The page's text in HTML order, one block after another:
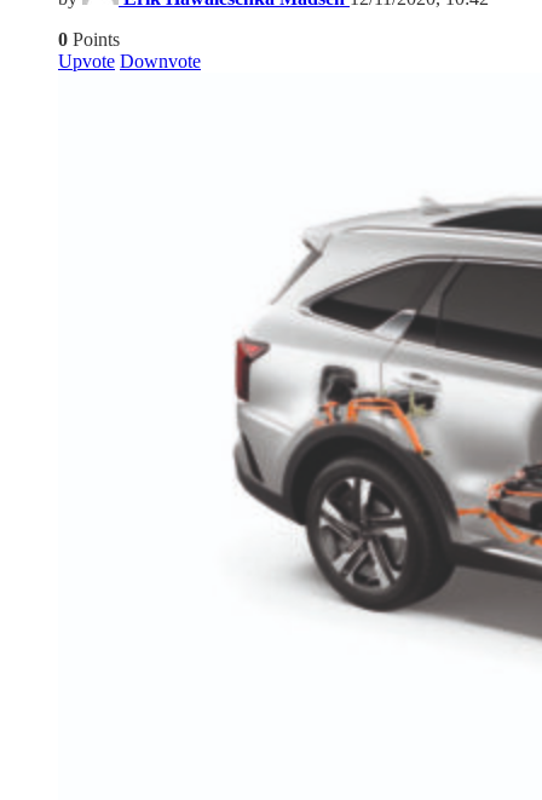
0 Points
Upvote Downvote